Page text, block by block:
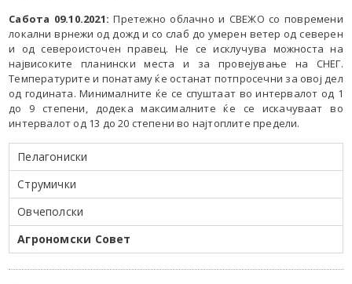
Сабота 09.10.2021:Претежно облачно и СВЕЖО со повремени
локални врнежи од дожд и со слаб до умерен ветер од северен
и од североисточен правец. Не се исклучува можноста на
највисоките планински места и за провејување на СНЕГ.
Температурите и понатаму ќе останат потпросечни за овој дел
од годината. Минималните ќе се спуштаат во интервалот од 1
до 9 степени, додека максималните ќе се искачуваат во
интервалот од 13 до 20 степени во најтоплите предели.
Пелагониски
Струмички
Овчеполски
Агрономски Совет